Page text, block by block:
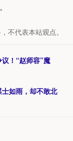
不代表本站观点。
！“赵师容”魔
如雨，却不敢北